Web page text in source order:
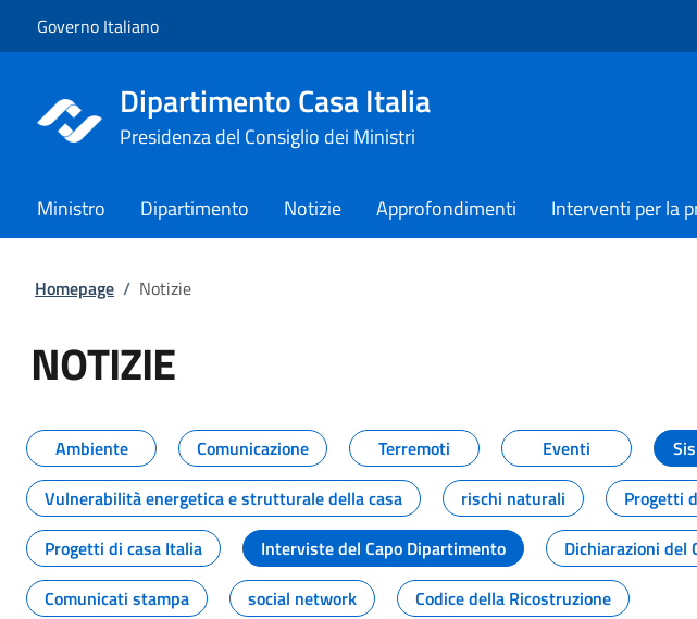
Governo Italiano
Dipartimento Casa Italia
Presidenza del Consiglio dei Ministri
Ministro Dipartimento Notizie Approfondimenti Interventi per la
Homepage / Notizie
NOTIZIE
Tutti i contenuti della pagina NOTIZIE
Ambiente Comunicazione Terremoti Eventi
Vulnerabilità energetica e strutturale della casa
rischi naturali Progetti
Progetti di casa Italia
Interviste del Capo Dipartimento Dichiarazioni del
Comunicati stampa
social network Codice della Ricostruzione